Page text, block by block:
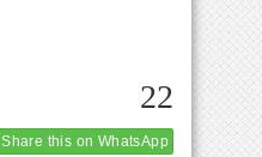
22
Share this on WhatsApp